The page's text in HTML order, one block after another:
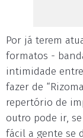
Por já terem
formatos -
intimidade
fazer de
repertório de
outro pode ir,
fácil a gente se